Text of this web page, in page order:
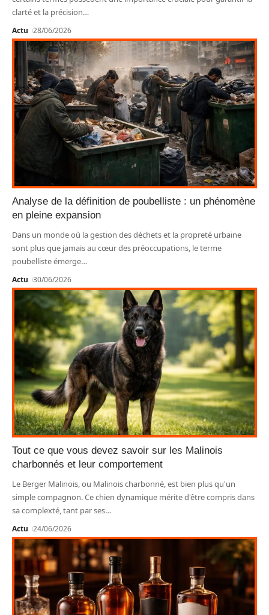
clarté et la précision…
Actu 28/06/2026
Analyse de la définition de poubelliste : un phénomène
en pleine expansion
Dans un monde où la gestion des déchets et la propreté urbaine
sont plus que jamais au cœur des préoccupations, le terme
poubelliste émerge…
Actu 30/06/2026
Tout ce que vous devez savoir sur les Malinois
charbonnés et leur comportement
Le Berger Malinois, ou Malinois charbonné, est bien plus qu'un
simple compagnon. Ce chien dynamique mérite d'être compris dans
sa complexté, tant par ses…
Actu 24/06/2026